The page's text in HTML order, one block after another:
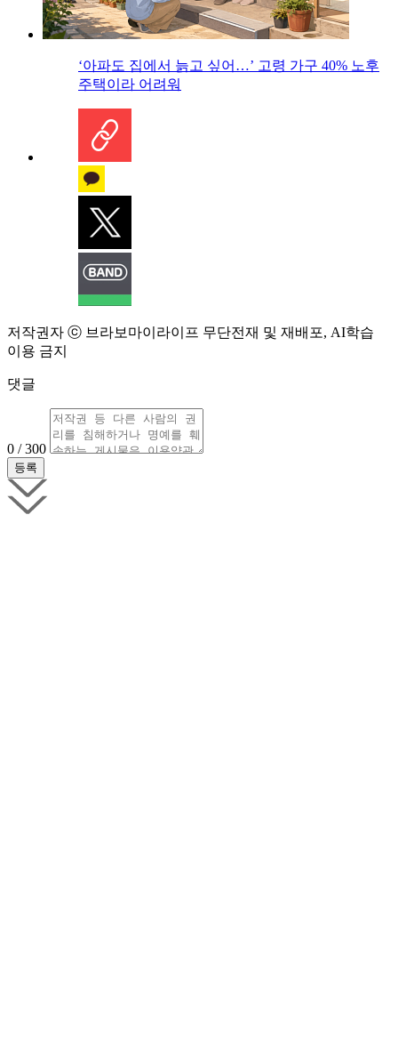
‘아파도 집에서 늙고 싶어…’ 고령 가구 40% 노후
주택이라 어려워
저작권자 ⓒ 브라보마이라이프 무단전재 및 재배포, AI학습
이용 금지
댓글
0 / 300